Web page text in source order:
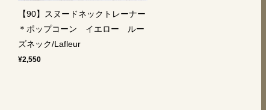
【90】スヌードネックトレーナー
＊ポップコーン イエロー ルー
ズネック/Lafleur
¥2,550